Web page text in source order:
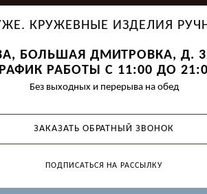
КРУЖЕВНЫЕ ИЗДЕЛИЯ
БОЛЬШАЯ ДМИТРОВКА, Д.
РАБОТЫ С 11:00 ДО
Без выходных и перерыва на обед
ЗАКАЗАТЬ ОБРАТНЫЙ ЗВОНОК
ПОДПИСАТЬСЯ НА РАССЫЛКУ